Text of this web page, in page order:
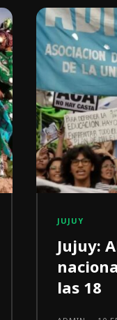
JUJUY
Jujuy:
las 18